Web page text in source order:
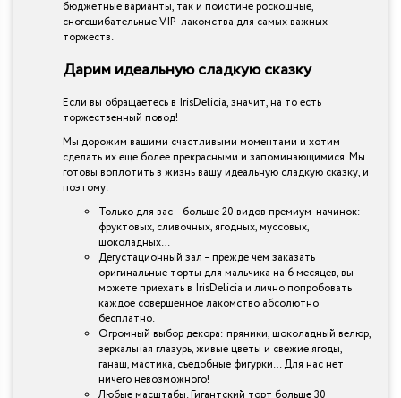
бюджетные варианты, так и поистине роскошные,
сногсшибательные VIP-лакомства для самых важных
торжеств.
Дарим идеальную сладкую сказку
Если вы обращаетесь в IrisDelicia, значит, на то есть
торжественный повод!
Мы дорожим вашими счастливыми моментами и хотим
сделать их еще более прекрасными и запоминающимися. Мы
готовы воплотить в жизнь вашу идеальную сладкую сказку, и
поэтому:
Только для вас – больше 20 видов премиум-начинок:
фруктовых, сливочных, ягодных, муссовых,
шоколадных…
Дегустационный зал – прежде чем заказать
оригинальные торты для мальчика на 6 месяцев, вы
можете приехать в IrisDelicia и лично попробовать
каждое совершенное лакомство абсолютно
бесплатно.
Огромный выбор декора: пряники, шоколадный велюр,
зеркальная глазурь, живые цветы и свежие ягоды,
ганаш, мастика, съедобные фигурки… Для нас нет
ничего невозможного!
Любые масштабы. Гигантский торт больше 30